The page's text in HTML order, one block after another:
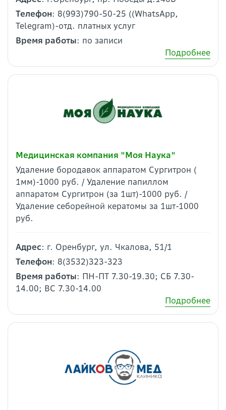
Телефон: 8(993)790-50-25 ((WhatsApp,
Telegram)-отд. платных услуг
Время работы: по записи
Подробнее
Медицинская компания "Моя Наука"
Удаление бородавок аппаратом Сургитрон (
1мм)-1000 руб. / Удаление папиллом
аппаратом Сургитрон (за 1шт)-1000 руб. /
Удаление себорейной кератомы за 1шт-1000
руб.
Адрес: г. Оренбург, ул. Чкалова, 51/1
Телефон: 8(3532)323-323
Время работы: ПН-ПТ 7.30-19.30; СБ 7.30-
14.00; ВС 7.30-14.00
Подробнее